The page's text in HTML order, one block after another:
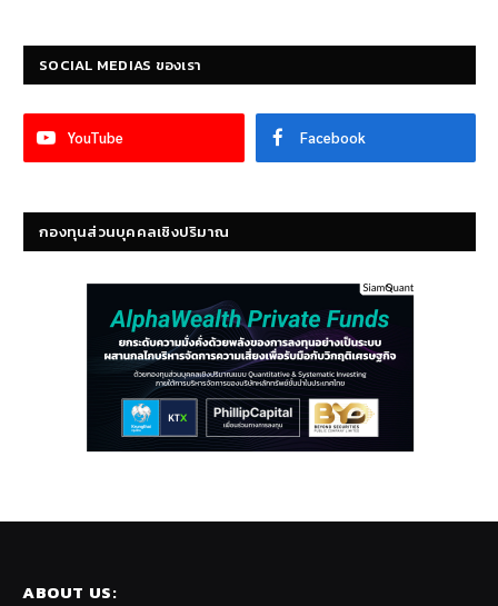
SOCIAL MEDIAS ของเรา
YouTube Facebook
กองทุนส่วนบุคคลเชิงปริมาณ
ABOUT US: